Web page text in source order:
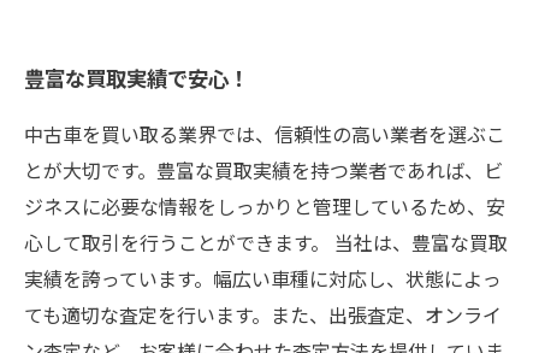
豊富な買取実績で安心！
中古車を買い取る業界では、信頼性の高い業者を選ぶこ
とが大切です。豊富な買取実績を持つ業者であれば、ビ
ジネスに必要な情報をしっかりと管理しているため、安
心して取引を行うことができます。 当社は、豊富な買取
実績を誇っています。幅広い車種に対応し、状態によっ
ても適切な査定を行います。また、出張査定、オンライ